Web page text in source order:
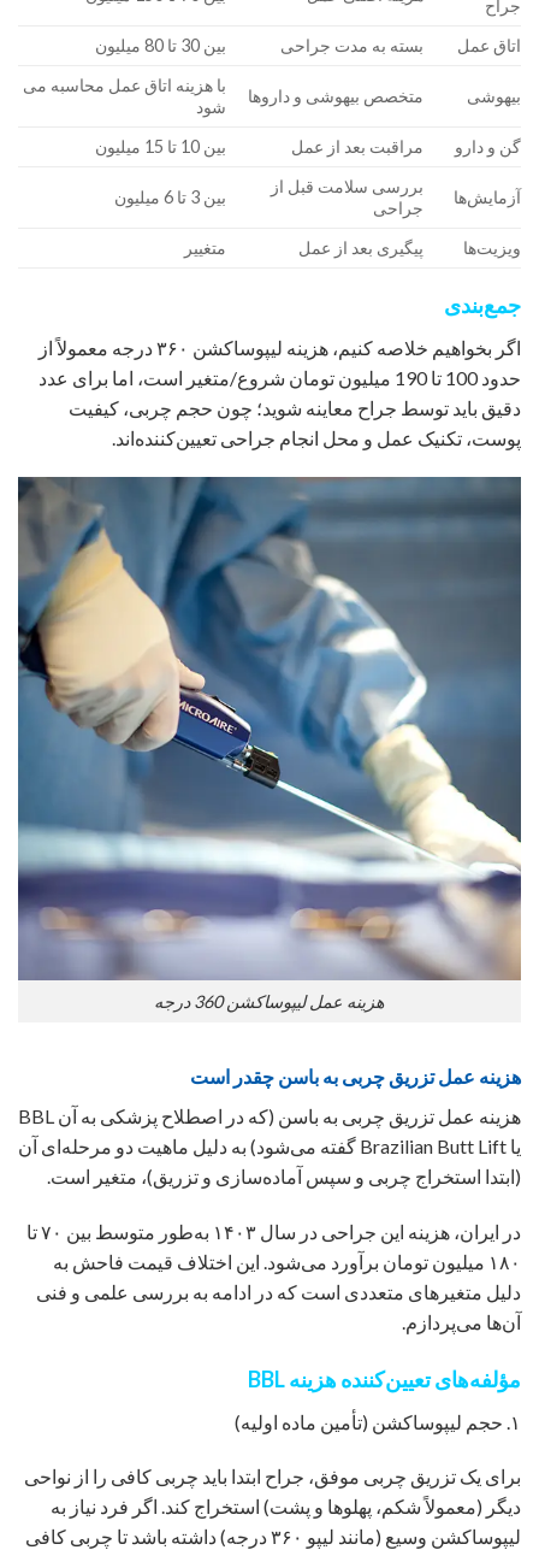
جراح
اتاق عمل بسته به مدت جراحی بین 30 تا 80 میلیون
بیهوشی متخصص بیهوشی و داروها
با هزینه اتاق عمل محاسبه می
شود
گن و دارو
مراقبت بعد از عمل بین 10 تا 15 میلیون
آزمایش‌ها
بررسی سلامت قبل از
جراحی
بین 3 تا 6 میلیون
ویزیت‌ها پیگیری بعد از عمل متغییر
جمع‌بندی
اگر بخواهیم خلاصه کنیم، هزینه لیپوساکشن ۳۶۰ درجه معمولاً از
حدود 100 تا 190 میلیون تومان شروع/متغیر است، اما برای عدد
دقیق باید توسط جراح معاینه شوید؛ چون حجم چربی، کیفیت
پوست، تکنیک عمل و محل انجام جراحی تعیین‌کننده‌اند.
هزینه عمل لیپوساکشن 360 درجه
هزینه عمل تزریق چربی به باسن چقدر است
هزینه عمل تزریق چربی به باسن (که در اصطلاح پزشکی به آن BBL
یا Brazilian Butt Lift گفته می‌شود) به دلیل ماهیت دو مرحله‌ای آن
(ابتدا استخراج چربی و سپس آماده‌سازی و تزریق)، متغیر است.
در ایران، هزینه این جراحی در سال ۱۴۰۳ به‌طور متوسط بین ۷۰ تا
۱۸۰ میلیون تومان برآورد می‌شود. این اختلاف قیمت فاحش به
دلیل متغیرهای متعددی است که در ادامه به بررسی علمی و فنی
آن‌ها می‌پردازم.
مؤلفه‌های تعیین‌کننده هزینه BBL
۱. حجم لیپوساکشن (تأمین ماده اولیه)
برای یک تزریق چربی موفق، جراح ابتدا باید چربی کافی را از نواحی
دیگر (معمولاً شکم، پهلوها و پشت) استخراج کند. اگر فرد نیاز به
لیپوساکشن وسیع (مانند لیپو ۳۶۰ درجه) داشته باشد تا چربی کافی